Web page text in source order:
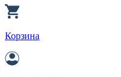
Корзина